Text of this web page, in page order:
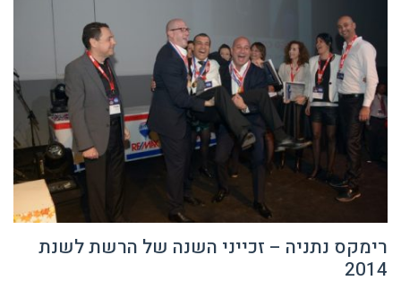
רימקס נתניה – זכייני השנה של הרשת לשנת
2014
פברואר 25, 2015